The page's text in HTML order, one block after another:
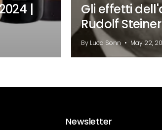
|
Gli effetti
Rudolf
By Luca Sonn May 22,
Newsletter